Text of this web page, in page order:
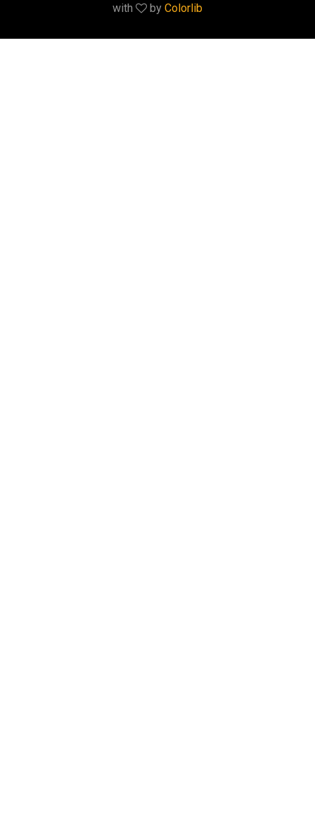
with
by Colorlib